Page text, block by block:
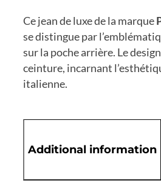
Ce jean de luxe de la marque
se distingue par
sur la poche arrière. Le
ceinture, incarnant
italienne.
Additional information